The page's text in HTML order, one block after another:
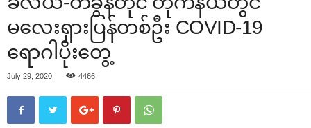
မ‌လေးရှားပြန်တစ်ဦး COVID-19
‌ရောဂါပိုး‌တွေ့
July 29, 2020 4466